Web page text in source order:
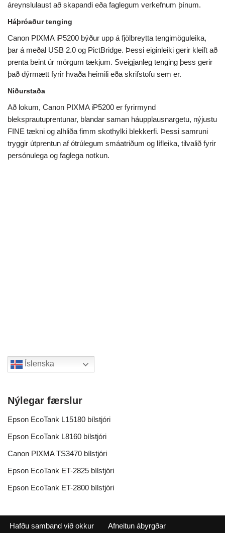
áreynslulaust að skapandi eða faglegum verkefnum þínum.
Háþróaður tenging
Canon PIXMA iP5200 býður upp á fjölbreytta tengimöguleika,
þar á meðal USB 2.0 og PictBridge. Þessi eiginleiki gerir kleift að
prenta beint úr mörgum tækjum. Sveigjanleg tenging þess gerir
það dýrmætt fyrir hvaða heimili eða skrifstofu sem er.
Niðurstaða
Að lokum, Canon PIXMA iP5200 er fyrirmynd
bleksprautuprentunar, blandar saman háupplausnargetu, nýjustu
FINE tækni og alhliða fimm skothylki blekkerfi. Þessi samruni
tryggir útprentun af ótrúlegum smáatriðum og lífleika, tilvalið fyrir
persónulega og faglega notkun.
Íslenska
Nýlegar færslur
Epson EcoTank L15180 bílstjóri
Epson EcoTank L8160 bílstjóri
Canon PIXMA TS3470 bílstjóri
Epson EcoTank ET-2825 bílstjóri
Epson EcoTank ET-2800 bílstjóri
Hafðu samband við okkur Afneitun ábyrgðar